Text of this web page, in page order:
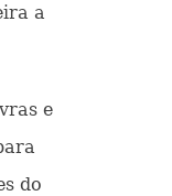
a
e
do